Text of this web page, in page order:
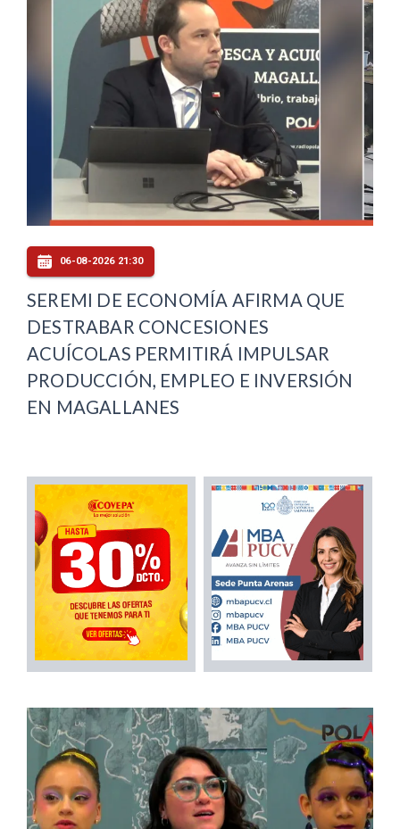
06-08-2026 21:30
SEREMI DE ECONOMÍA AFIRMA QUE
DESTRABAR CONCESIONES
ACUÍCOLAS PERMITIRÁ IMPULSAR
PRODUCCIÓN, EMPLEO E INVERSIÓN
EN MAGALLANES